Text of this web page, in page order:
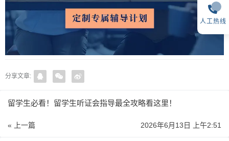
分享文章:
留学生必看！留学生听证会指导最全攻略看这里！
« 上一篇 2026年6月13日 上午2:51
人工热线